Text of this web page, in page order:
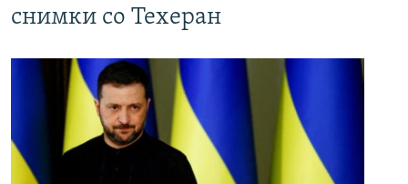
снимки со Техеран